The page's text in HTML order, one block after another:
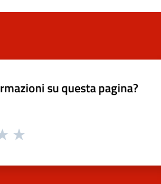
su questa pagina?